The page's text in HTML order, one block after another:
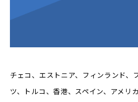
チェコ、エストニア、フィンランド、
ツ、トルコ、香港、スペイン、アメリ